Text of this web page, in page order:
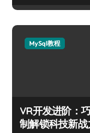
MySql教程
VR开发进阶：
制解锁科技新战